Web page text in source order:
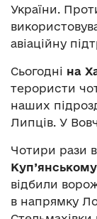
України.
авіаційну
Сьогодні на
терористи
наших
Липців. У
Чотири рази
відбили
в напрямку